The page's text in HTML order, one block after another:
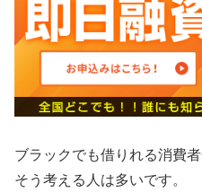
ブラックでも借りれる消費
そう考える人は多いです。